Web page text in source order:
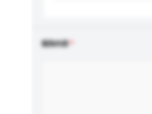
查詢內容